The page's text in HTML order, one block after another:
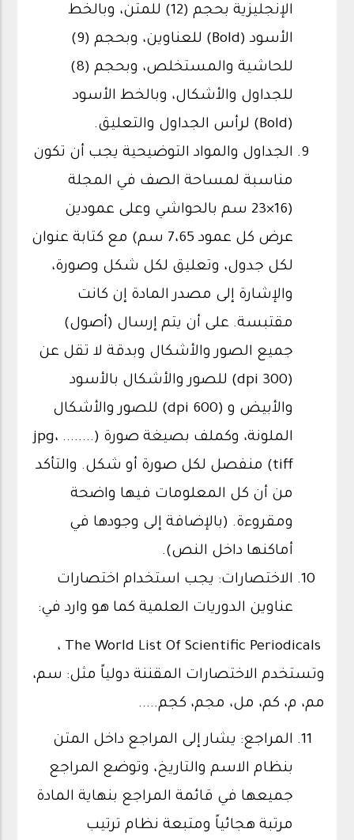
الإنجليزية بحجم (12) للمتن، وبالخط
الأسود (Bold) للعناوين، وبحجم (9)
للحاشية والمستخلص، وبحجم (8)
للجداول والأشكال، وبالخط الأسود
(Bold) لرأس الجداول والتعليق.
الجداول والمواد التوضيحية يجب أن تكون
مناسبة لمساحة الصف في المجلة
(16×23 سم بالحواشي وعلى عمودين
عرض كل عمود 7،65 سم) مع كتابة عنوان
لكل جدول، وتعليق لكل شكل وصورة،
والإشارة إلى مصدر المادة إن كانت
مقتبسة. على أن يتم إرسال (أصول)
جميع الصور والأشكال وبدقة لا تقل عن
(300 dpi) للصور والأشكال بالأسود
والأبيض و (dpi 600) للصور والأشكال
الملونة، وكملف بصيغة صورة (........ jpg،
tiff) منفصل لكل صورة أو شكل. والتأكد
من أن كل المعلومات فيها واضحة
ومقروءة. (بالإضافة إلى وجودها في
أماكنها داخل النص).
الاختصارات: يجب استخدام اختصارات
عناوين الدوريات العلمية كما هو وارد في:
The World List Of Scientific Periodicals ،
وتستخدم الاختصارات المقننة دولياً مثل: سم،
مم، م، كم، مل، مجم، كجم.....
المراجع: يشار إلى المراجع داخل المتن
بنظام الاسم والتاريخ، وتوضع المراجع
جميعها في قائمة المراجع بنهاية المادة
مرتبة هجائياً ومتبعة نظام ترتيب